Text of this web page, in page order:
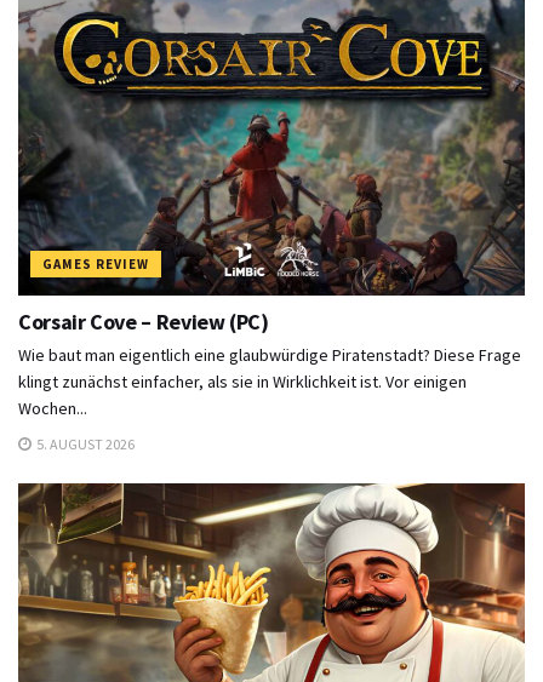
GAMES REVIEW
Corsair Cove – Review (PC)
Wie baut man eigentlich eine glaubwürdige Piratenstadt? Diese Frage
klingt zunächst einfacher, als sie in Wirklichkeit ist. Vor einigen
Wochen...
5. AUGUST 2026